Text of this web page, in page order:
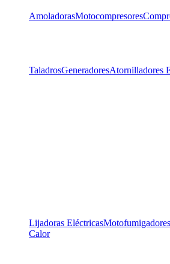
AmoladorasMotocompresores
TaladrosGeneradoresAtornilladores
Lijadoras EléctricasMotofumigadores
Calor